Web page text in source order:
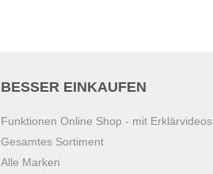
BESSER EINKAUFEN
Funktionen Online Shop - mit Erklärvideos
Gesamtes Sortiment
Alle Marken